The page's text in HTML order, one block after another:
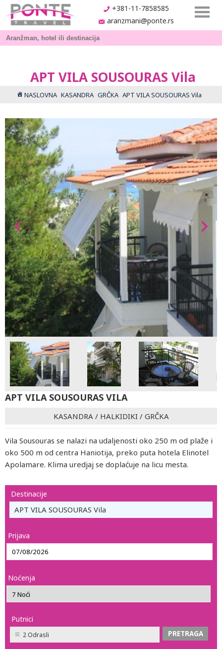
+381-11-7858585
aranzmani@ponte.rs
APT VILA SOUSOURAS Vila
NASLOVNA KASANDRA GRČKA APT VILA SOUSOURAS Vila
APT VILA SOUSOURAS VILA
KASANDRA / HALKIDIKI/ GRČKA
Vila Sousouras se nalazi na udaljenosti oko 250 m od plaže i
oko 500 m od centra Haniotija, preko puta hotela Elinotel
Apolamare. Klima uredjaj se doplaćuje na licu mesta.
Destinacije
APT VILA SOUSOURAS Vila
Prijava
Noćenja
Putnici
2 Odrasli